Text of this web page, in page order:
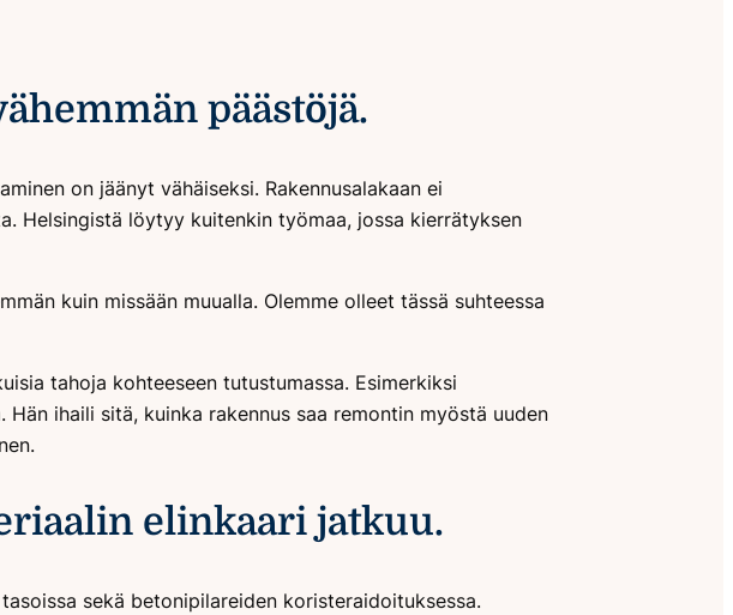
päästöjä.
on jäänyt vähäiseksi. Rakennusalakaan ei
Helsingistä löytyy kuitenkin työmaa, jossa kierrätyksen
kuin missään muualla. Olemme olleet tässä suhteessa
tahoja kohteeseen tutustumassa. Esimerkiksi
ihaili sitä, kuinka rakennus saa remontin myöstä uuden
elinkaari jatkuu.
sekä betonipilareiden koristeraidoituksessa.